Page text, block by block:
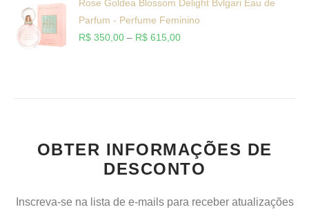
Rose Goldea Blossom Delight Bvlgari Eau de
Parfum - Perfume Feminino
R$ 350,00 – R$ 615,00
OBTER INFORMAÇÕES DE
DESCONTO
Inscreva-se na lista de e-mails para receber atualizações